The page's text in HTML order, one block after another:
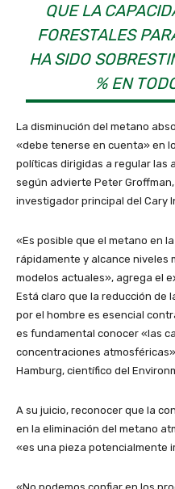
QUE LA
FORESTALES
HA SIDO
% EN
La disminución del metano
«debe tenerse en cuenta» en
políticas dirigidas a regular las
según advierte Peter
investigador principal del Cary
«Es posible que el metano en
rápidamente y alcance niveles
modelos actuales», agrega el
Está claro que la reducción de
por el hombre es esencial
es fundamental conocer «las
concentraciones
Hamburg, científico del
A su juicio, reconocer que la
en la eliminación del metano
«es una pieza potencialmente